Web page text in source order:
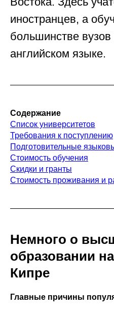
иностранцев, а
большинстве
английском языке.
Содержание
Список университетов
Требования к поступлению
Подготовительные
Стоимость обучения
Скидки и гранты
Стоимость проживания и
Немного о
образовании
Кипре
Главные причины